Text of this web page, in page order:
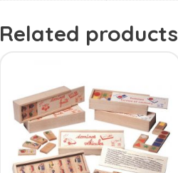
Related products